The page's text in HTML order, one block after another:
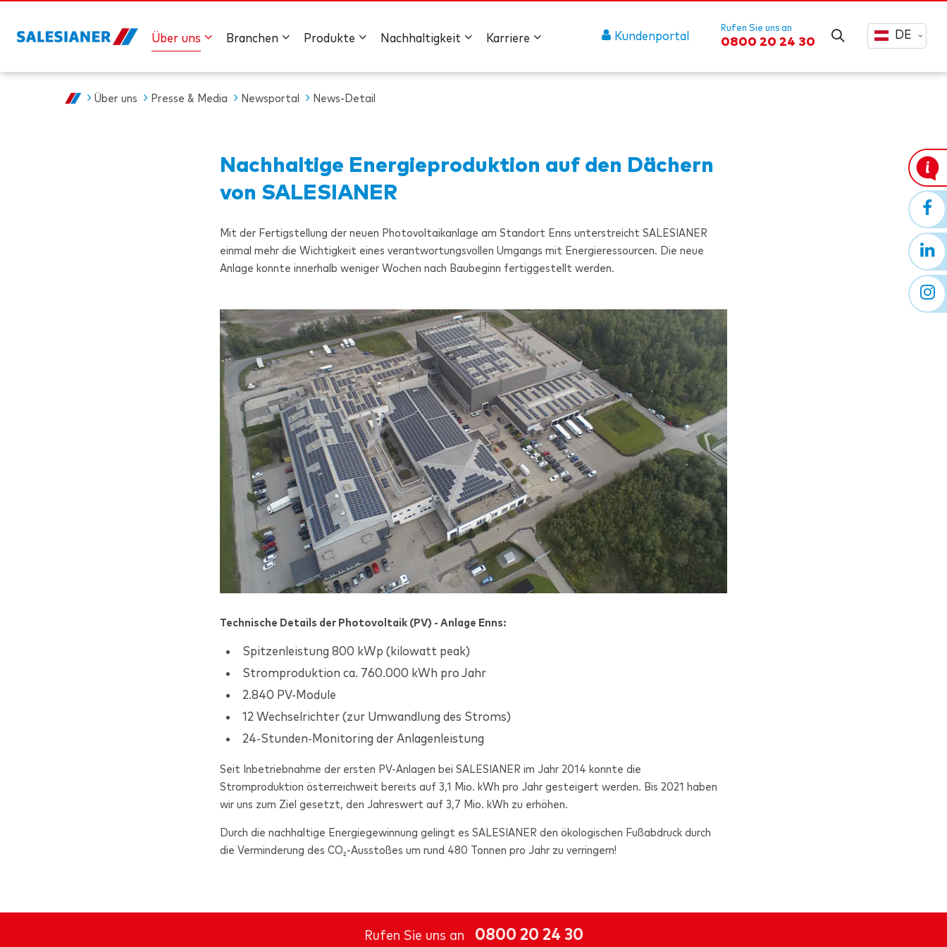
DE
Rufen Sie uns an
0800 20 24 30
Kundenportal
Über uns Branchen Produkte Nachhaltigkeit Karriere
Über uns Presse & Media Newsportal News-Detail
Nachhaltige Energieproduktion auf den Dächern
von SALESIANER
Mit der Fertigstellung der neuen Photovoltaikanlage am Standort Enns unterstreicht SALESIANER
einmal mehr die Wichtigkeit eines verantwortungsvollen Umgangs mit Energieressourcen. Die neue
Anlage konnte innerhalb weniger Wochen nach Baubeginn fertiggestellt werden.
Technische Details der Photovoltaik (PV) - Anlage Enns:
Spitzenleistung 800 kWp (kilowatt peak)
Stromproduktion ca. 760.000 kWh pro Jahr
2.840 PV-Module
12 Wechselrichter (zur Umwandlung des Stroms)
24-Stunden-Monitoring der Anlagenleistung
Seit Inbetriebnahme der ersten PV-Anlagen bei SALESIANER im Jahr 2014 konnte die
Stromproduktion österreichweit bereits auf 3,1 Mio. kWh pro Jahr gesteigert werden. Bis 2021 haben
wir uns zum Ziel gesetzt, den Jahreswert auf 3,7 Mio. kWh zu erhöhen.
Durch die nachhaltige Energiegewinnung gelingt es SALESIANER den ökologischen Fußabdruck durch
die Verminderung des CO₂-Ausstoßes um rund 480 Tonnen pro Jahr zu verringern!
Rufen Sie uns an 0800 20 24 30